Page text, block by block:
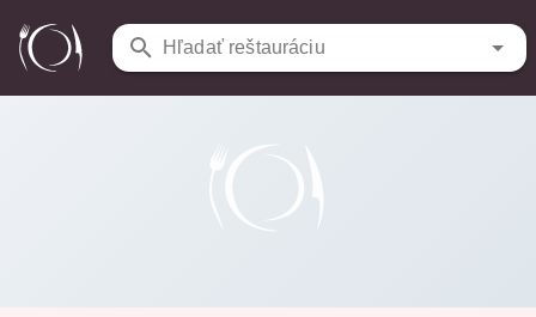
Hľadať reštauráciu
Reštaurácie / Corleone Pizza - Kamenica Pub